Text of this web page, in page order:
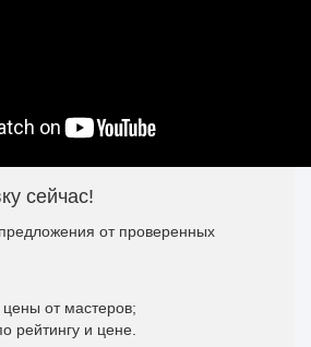
сейчас!
от проверенных
от мастеров;
рейтингу и цене.